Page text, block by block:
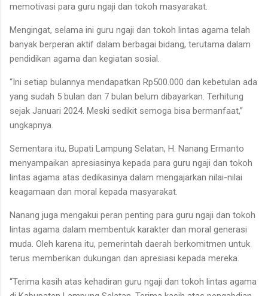
memotivasi para guru ngaji dan tokoh masyarakat.
Mengingat, selama ini guru ngaji dan tokoh lintas agama telah
banyak berperan aktif dalam berbagai bidang, terutama dalam
pendidikan agama dan kegiatan sosial.
“Ini setiap bulannya mendapatkan Rp500.000 dan kebetulan ada
yang sudah 5 bulan dan 7 bulan belum dibayarkan. Terhitung
sejak Januari 2024. Meski sedikit semoga bisa bermanfaat,”
ungkapnya.
Sementara itu, Bupati Lampung Selatan, H. Nanang Ermanto
menyampaikan apresiasinya kepada para guru ngaji dan tokoh
lintas agama atas dedikasinya dalam mengajarkan nilai-nilai
keagamaan dan moral kepada masyarakat.
Nanang juga mengakui peran penting para guru ngaji dan tokoh
lintas agama dalam membentuk karakter dan moral generasi
muda. Oleh karena itu, pemerintah daerah berkomitmen untuk
terus memberikan dukungan dan apresiasi kepada mereka.
“Terima kasih atas kehadiran guru ngaji dan tokoh lintas agama